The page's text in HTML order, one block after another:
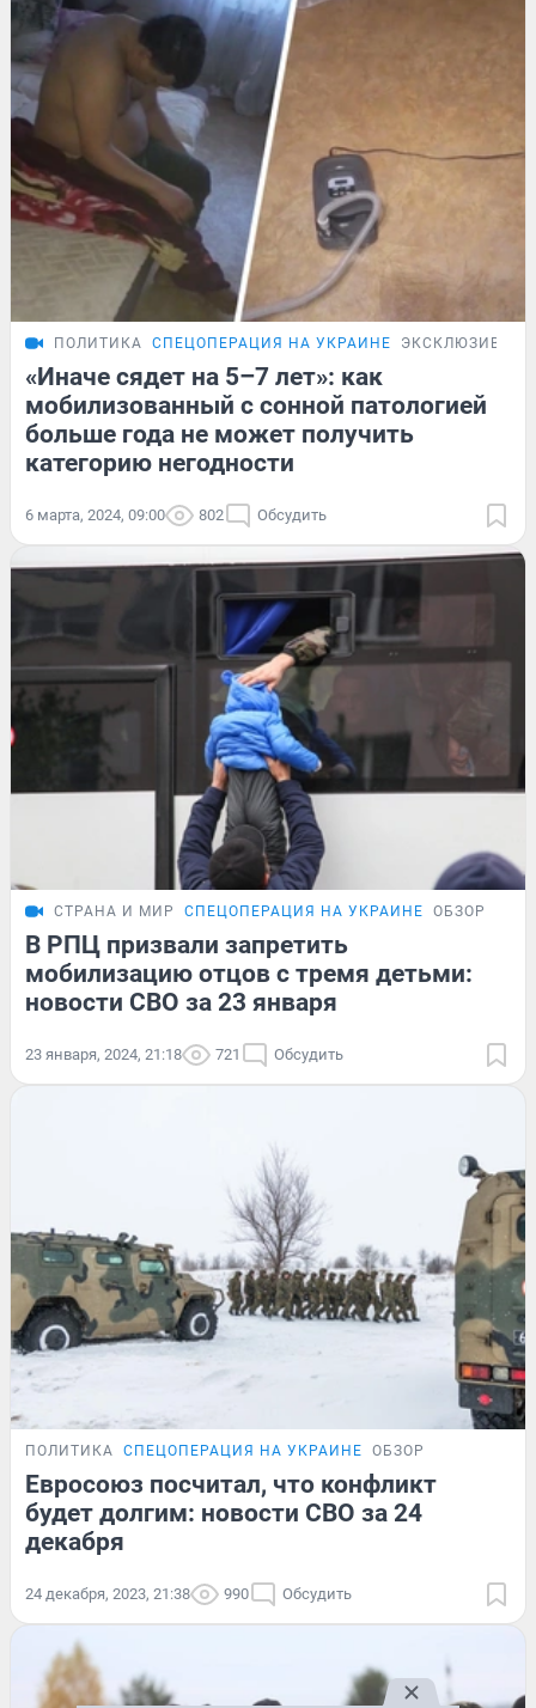
ПОЛИТИКА СПЕЦОПЕРАЦИЯ НА УКРАИНЕ ЭКСКЛЮЗИВ
«Иначе сядет на 5–7 лет»: как
мобилизованный с сонной патологией
больше года не может получить
категорию негодности
6 марта, 2024, 09:00 802 Обсудить
СТРАНА И МИР СПЕЦОПЕРАЦИЯ НА УКРАИНЕ ОБЗОР
В РПЦ призвали запретить
мобилизацию отцов с тремя детьми:
новости СВО за 23 января
23 января, 2024, 21:18 721 Обсудить
ПОЛИТИКА СПЕЦОПЕРАЦИЯ НА УКРАИНЕ ОБЗОР
Евросоюз посчитал, что конфликт
будет долгим: новости СВО за 24
декабря
24 декабря, 2023, 21:38 990 Обсудить